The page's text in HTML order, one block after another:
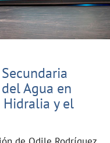
Agua en
Hidralia y el